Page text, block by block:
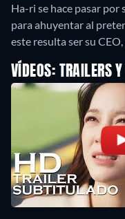
Ha-ri se hace pasar por
para ahuyentar al
este resulta ser su
VÍDEOS: TRAILERS